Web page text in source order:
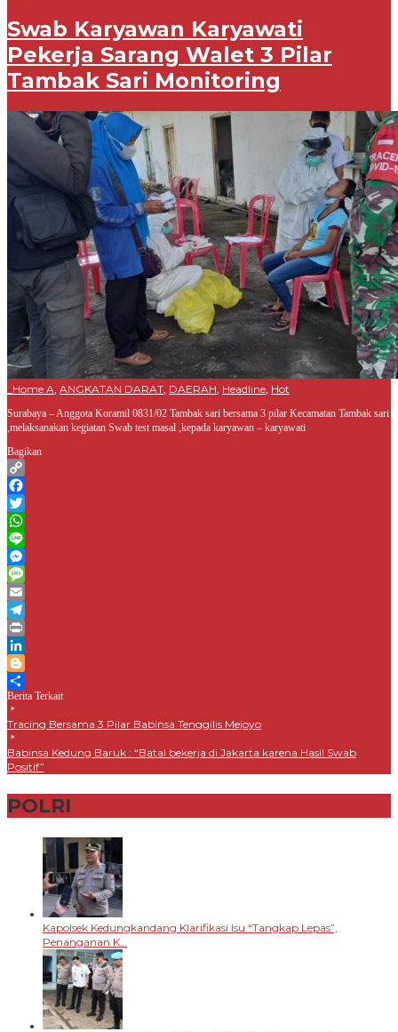
Swab Karyawan Karyawati
Pekerja Sarang Walet 3 Pilar
Tambak Sari Monitoring
_Home A, ANGKATAN DARAT, DAERAH, Headline, Hot
Surabaya – Anggota Koramil 0831/02 Tambak sari bersama 3 pilar Kecamatan Tambak sari
,melaksanakan kegiatan Swab test masal ,kepada karyawan – karyawati
Bagikan
Copy
Link
Facebook
Twitter
WhatsApp
Line
Messenger
Message
Email
Telegram
Print
LinkedIn
Blogger
Share
Berita Terkait
Tracing Bersama 3 Pilar Babinsa Tenggilis Mejoyo
Babinsa Kedung Baruk : “Batal bekerja di Jakarta karena Hasil Swab
Positif”
POLRI
Kapolsek Kedungkandang Klarifikasi Isu “Tangkap Lepas”,
Penanganan K…